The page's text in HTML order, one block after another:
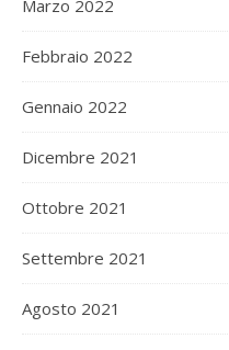
Marzo 2022
Febbraio 2022
Gennaio 2022
Dicembre 2021
Ottobre 2021
Settembre 2021
Agosto 2021